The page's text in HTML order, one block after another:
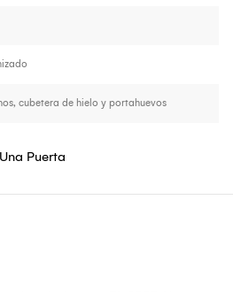
cubetera de hielo y portahuevos
Una Puerta